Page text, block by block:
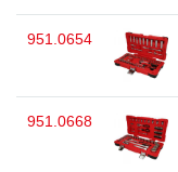
951.0654
951.0668